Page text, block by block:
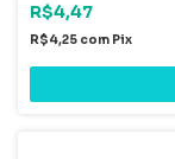
R$4,47
R$4,25 com Pix